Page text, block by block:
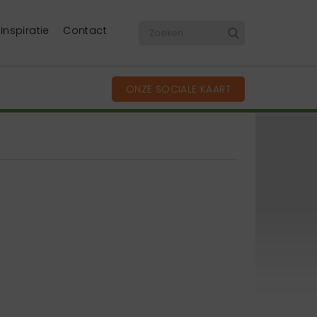
Inspiratie Contact
ONZE SOCIALE KAART